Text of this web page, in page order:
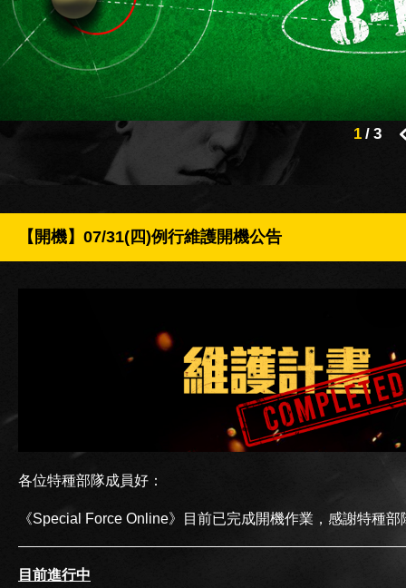
2 / 3
【開機】07/31(四)例行維護開機公告
各位特種部隊成員好：
《Special Force Online》目前已完成開機作業，感謝特種
目前進行中